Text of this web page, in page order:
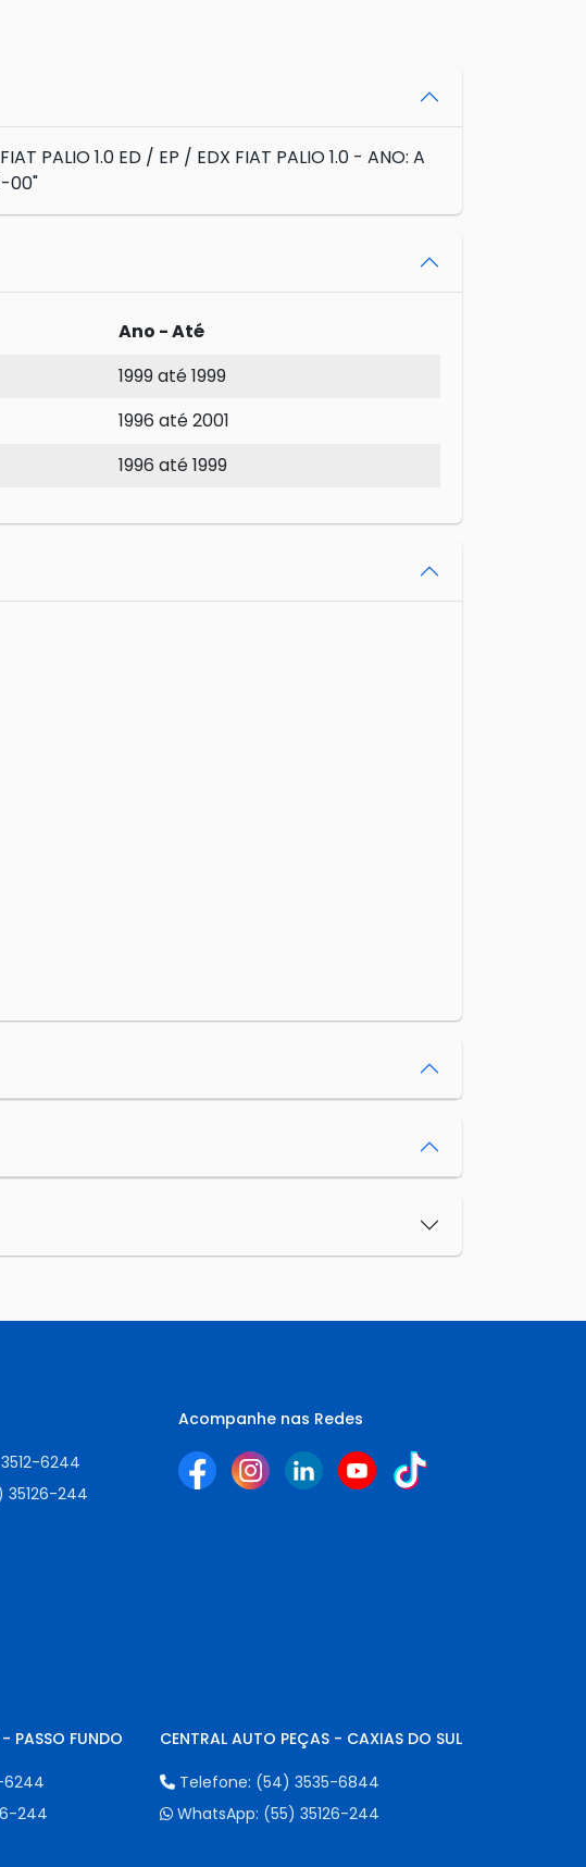
PALIO 1.0 ED / EP / EDX FIAT PALIO 1.0 - ANO: A
00"
Ano - Até
1999 até 1999
1996 até 2001
1996 até 1999
6244
35126-244
Acompanhe nas Redes
PASSO FUNDO
6244
244
CENTRAL AUTO PEÇAS - CAXIAS DO SUL
Telefone: (54) 3535-6844
WhatsApp: (55) 35126-244